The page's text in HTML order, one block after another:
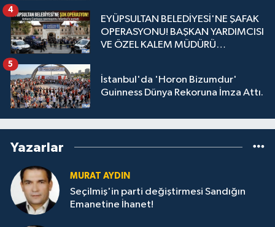
EYÜPSULTAN BELEDİYESİ'NE ŞAFAK
OPERASYONU! BAŞKAN YARDIMCISI
VE ÖZEL KALEM MÜDÜRÜ
4
İstanbul'da 'Horon Bizumdur'
Guinness Dünya Rekoruna İmza Attı.
5
Yazarlar
MURAT AYDIN
Seçilmiş'in parti değiştirmesi Sandığın
Emanetine İhanet!